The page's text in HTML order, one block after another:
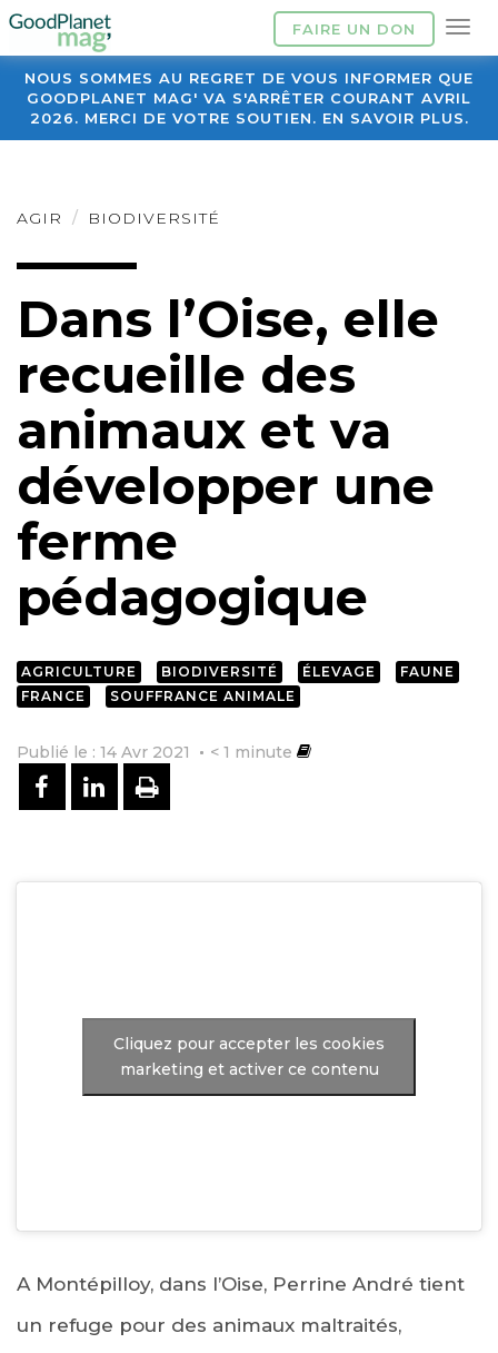
FAIRE UN DON
NOUS SOMMES AU REGRET DE VOUS INFORMER QUE
GOODPLANET MAG' VA S'ARRÊTER COURANT AVRIL
2026. MERCI DE VOTRE SOUTIEN. EN SAVOIR PLUS.
AGIR BIODIVERSITÉ
Dans l’Oise, elle
recueille des
animaux et va
développer une
ferme
pédagogique
AGRICULTURE BIODIVERSITÉ ÉLEVAGE
FAUNE
FRANCE
SOUFFRANCE ANIMALE
Publié le : 14 Avr 2021 < 1 minute
PARTAGER SUR FACEBOOK
PARTAGER SUR LINKEDIN
IMPRIMER
Cliquez pour accepter les cookies
marketing et activer ce contenu
A Montépilloy, dans l’Oise, Perrine André tient
un refuge pour des animaux maltraités,